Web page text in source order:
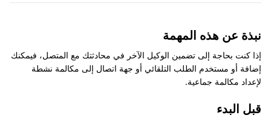
نبذة عن هذه المهمة
إذا كنت بحاجة إلى تضمين الوكيل الآخر في محادثتك مع المتصل، فيمكنك
إضافة أو مستخدم الطلب التلقائي أو جهة اتصال إلى مكالمة نشطة
لإعداد مكالمة جماعية.
قبل البدء